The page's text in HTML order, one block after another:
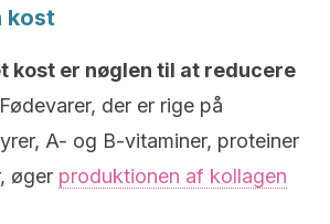
kost
kost er nøglen til at reducere
Fødevarer, der er rige på
A- og B-vitaminer, proteiner
øger produktionen af kollagen